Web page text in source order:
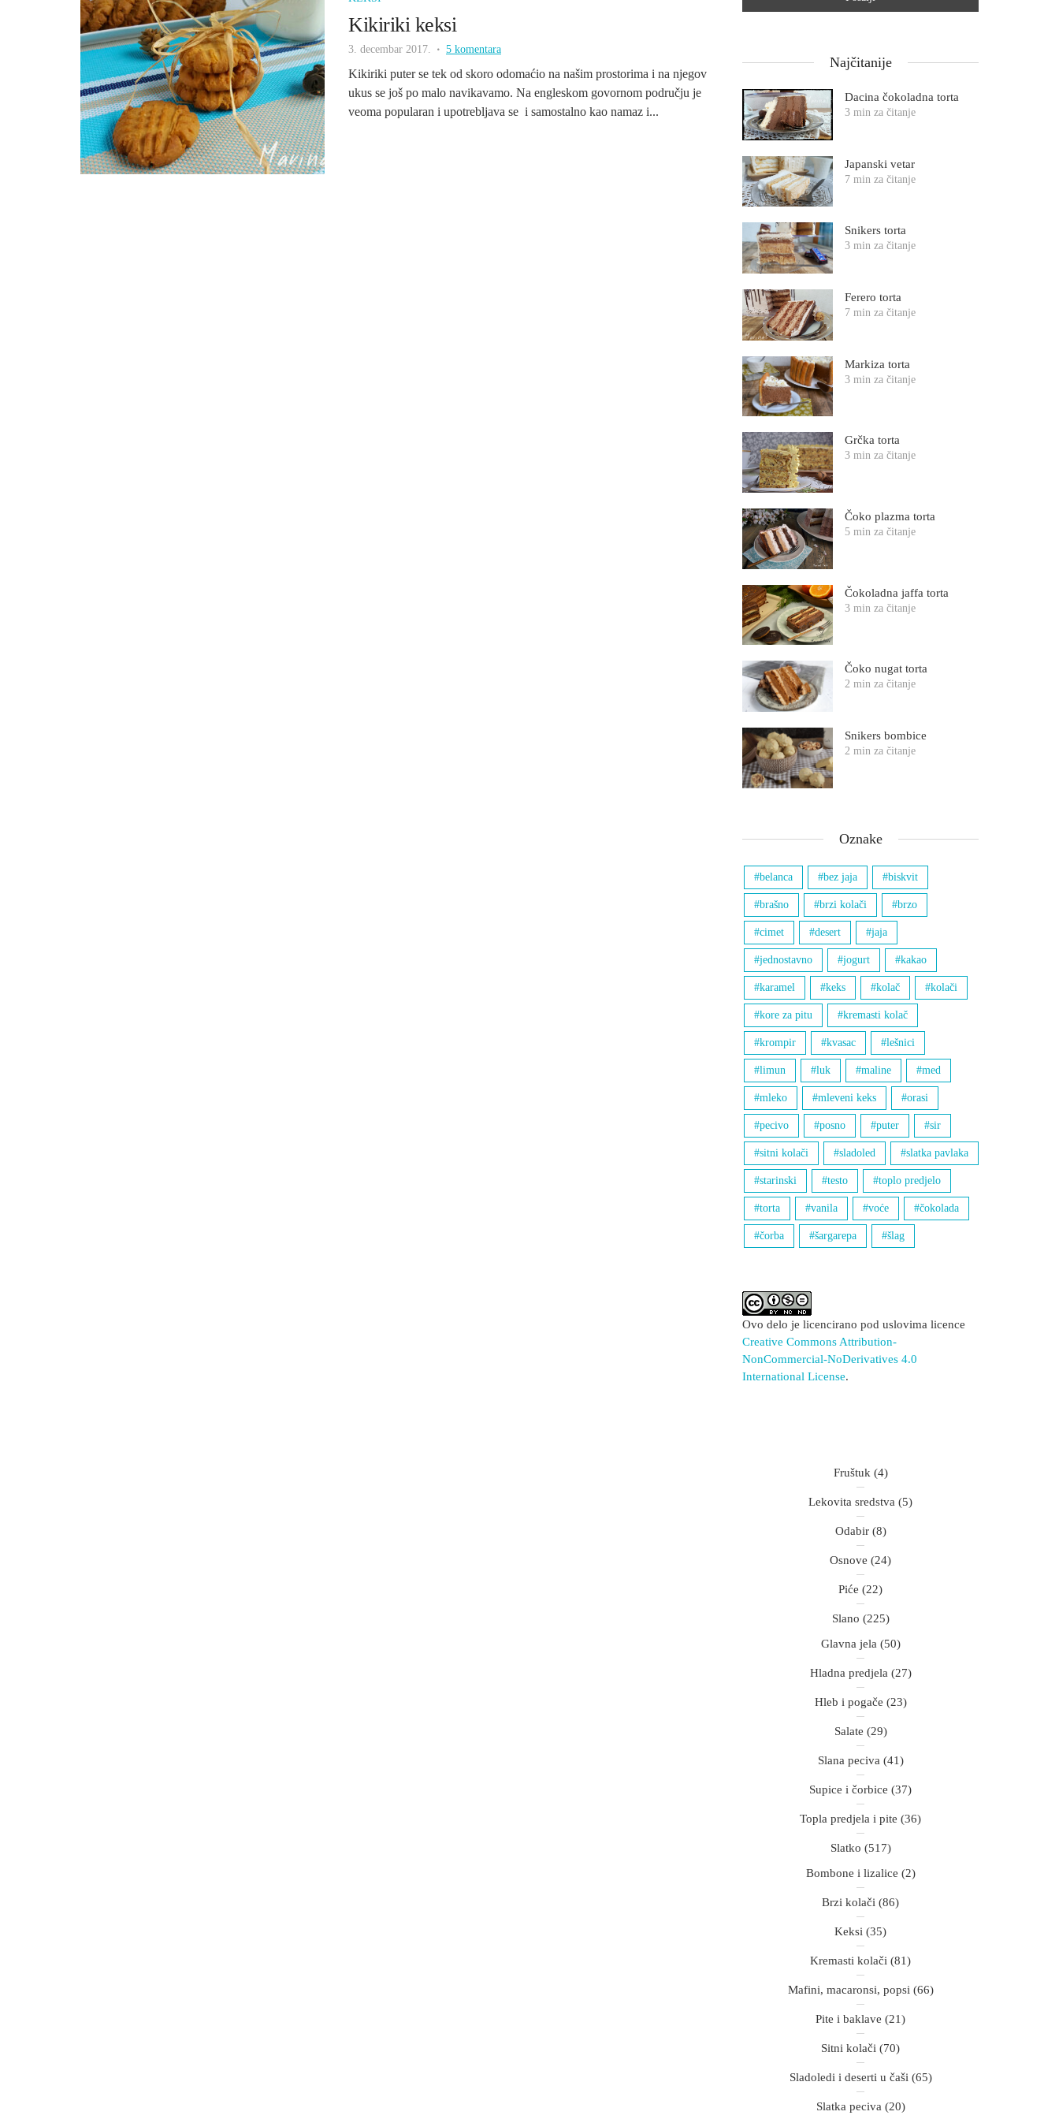
Kikiriki keksi
3. decembar 2017. 5 komentara
Kikiriki puter se tek od skoro odomaćio na našim prostorima i na njegov
ukus se još po malo navikavamo. Na engleskom govornom području je
veoma popularan i upotrebljava se i samostalno kao namaz i...
Najčitanije
Dacina čokoladna torta
3 min za čitanje
Japanski vetar
7 min za čitanje
Snikers torta
3 min za čitanje
Ferero torta
7 min za čitanje
Markiza torta
3 min za čitanje
Grčka torta
3 min za čitanje
Čoko plazma torta
5 min za čitanje
Čokoladna jaffa torta
3 min za čitanje
Čoko nugat torta
2 min za čitanje
Snikers bombice
2 min za čitanje
Oznake
belanca bez jaja biskvit
brašno brzi kolači brzo
cimet desert jaja
jednostavno jogurt kakao
karamel keks kolač kolači
kore za pitu kremasti kolač
krompir kvasac lešnici
limun luk maline med
mleko mleveni keks orasi
pecivo posno puter sir
sitni kolači sladoled slatka pavlaka
starinski testo toplo predjelo
torta vanila voće čokolada
čorba šargarepa šlag
Ovo delo je licencirano pod uslovima licence
Creative Commons Attribution-
NonCommercial-NoDerivatives 4.0
International License.
Fruštuk (4)
Lekovita sredstva (5)
Odabir(8)
Osnove (24)
Piće (22)
Slano (225)
Glavna jela (50)
Hladna predjela (27)
Hleb i pogače (23)
Salate (29)
Slana peciva (41)
Supice i čorbice (37)
Topla predjela i pite (36)
Slatko (517)
Bombone i lizalice (2)
Brzi kolači (86)
Keksi (35)
Kremasti kolači (81)
Mafini, macaronsi, popsi (66)
Pite i baklave (21)
Sitni kolači (70)
Sladoledi i deserti u čaši (65)
Slatka peciva (20)